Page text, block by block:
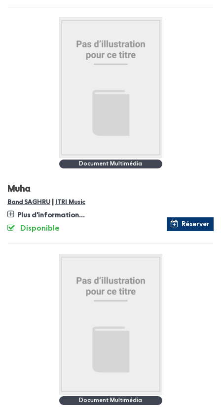
Document Multimédia
Muha
Band SAGHRU ITRI Music
Plus d'information...
Réserver
Disponible
Document Multimédia